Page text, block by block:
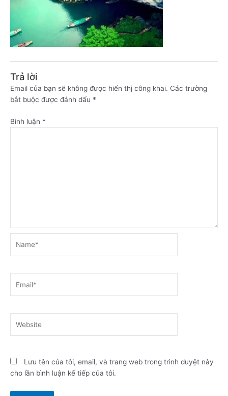
Trả lời
Email của bạn sẽ không được hiển thị công khai. Các trường
bắt buộc được đánh dấu *
Bình luận *
Lưu tên của tôi, email, và trang web trong trình duyệt này
cho lần bình luận kế tiếp của tôi.